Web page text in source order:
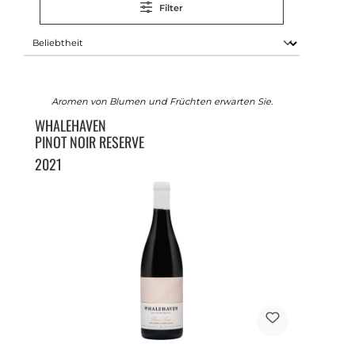
Filter
Aromen von Blumen und Früchten erwarten Sie.
WHALEHAVEN
PINOT NOIR RESERVE
2021